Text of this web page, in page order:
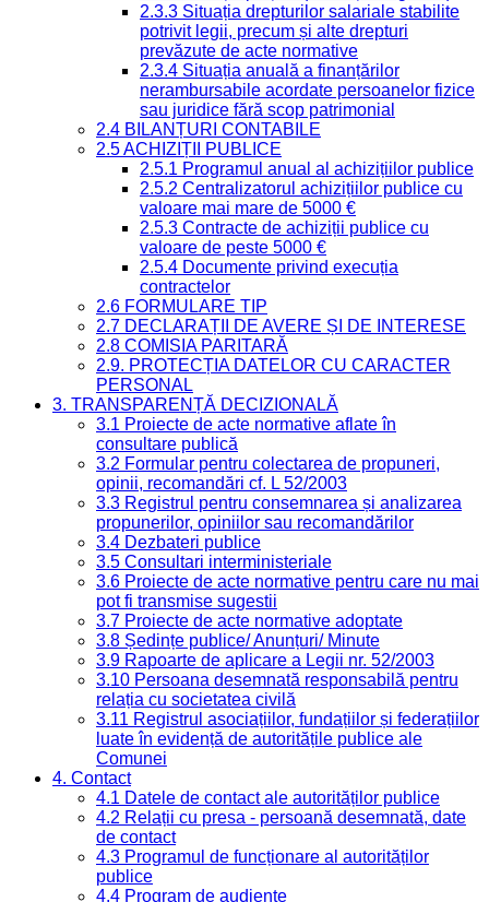
2.3.3 Situația drepturilor salariale stabilite
potrivit legii, precum și alte drepturi
prevăzute de acte normative
2.3.4 Situația anuală a finanțărilor
nerambursabile acordate persoanelor fizice
sau juridice fără scop patrimonial
2.4 BILANȚURI CONTABILE
2.5 ACHIZIȚII PUBLICE
2.5.1 Programul anual al achizițiilor publice
2.5.2 Centralizatorul achizițiilor publice cu
valoare mai mare de 5000 €
2.5.3 Contracte de achiziții publice cu
valoare de peste 5000 €
2.5.4 Documente privind execuția
contractelor
2.6 FORMULARE TIP
2.7 DECLARAȚII DE AVERE ȘI DE INTERESE
2.8 COMISIA PARITARĂ
2.9. PROTECȚIA DATELOR CU CARACTER
PERSONAL
3. TRANSPARENȚĂ DECIZIONALĂ
3.1 Proiecte de acte normative aflate în
consultare publică
3.2 Formular pentru colectarea de propuneri,
opinii, recomandări cf. L 52/2003
3.3 Registrul pentru consemnarea și analizarea
propunerilor, opiniilor sau recomandărilor
3.4 Dezbateri publice
3.5 Consultari interministeriale
3.6 Proiecte de acte normative pentru care nu mai
pot fi transmise sugestii
3.7 Proiecte de acte normative adoptate
3.8 Ședințe publice/ Anunțuri/ Minute
3.9 Rapoarte de aplicare a Legii nr. 52/2003
3.10 Persoana desemnată responsabilă pentru
relația cu societatea civilă
3.11 Registrul asociațiilor, fundațiilor și federațiilor
luate în evidență de autoritățile publice ale
Comunei
4. Contact
4.1 Datele de contact ale autorităților publice
4.2 Relații cu presa - persoană desemnată, date
de contact
4.3 Programul de funcționare al autorităților
publice
4.4 Program de audiențe